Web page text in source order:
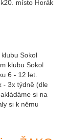
místo Horák
Sokol
klubu Sokol
6 - 12 let.
- 3x týdně (dle
si na
si k němu